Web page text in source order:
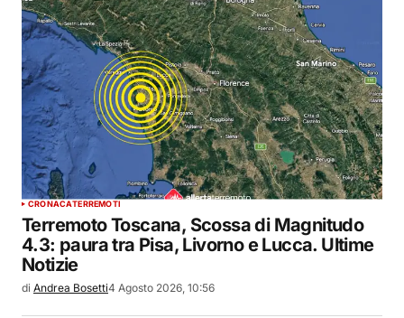
CRONACATERREMOTI
Terremoto Toscana, Scossa di Magnitudo
4.3: paura tra Pisa, Livorno e Lucca. Ultime
Notizie
di Andrea Bosetti4 Agosto 2026, 10:56